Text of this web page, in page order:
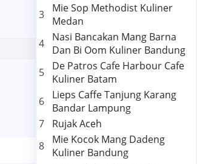
3
Mie Sop Methodist Kuliner
Medan
4
Nasi Bancakan Mang Barna
Dan Bi Oom Kuliner Bandung
5
De Patros Cafe Harbour Cafe
Kuliner Batam
6
Lieps Caffe Tanjung Karang
Bandar Lampung
7
Rujak Aceh
8
Mie Kocok Mang Dadeng
Kuliner Bandung